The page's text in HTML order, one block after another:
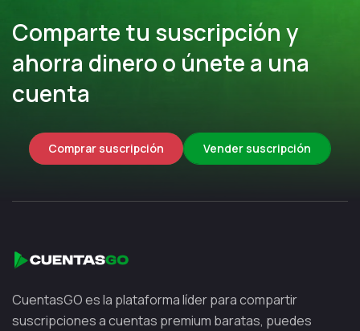
Comparte tu suscripción y
ahorra dinero o únete a una
cuenta
Comprar suscripción Vender suscripción
CuentasGO es la plataforma líder para compartir
suscripciones a cuentas premium baratas, puedes